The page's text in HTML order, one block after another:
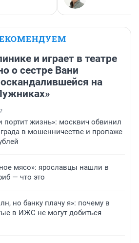
и играет в театре
о сестре Вани
на
портит жизнь»: москвич обвинил
в мошенничестве и пропаже
мясо»: ярославцы нашли в
— что это
но банку плачу я»: почему в
в ИЖС не могут добиться